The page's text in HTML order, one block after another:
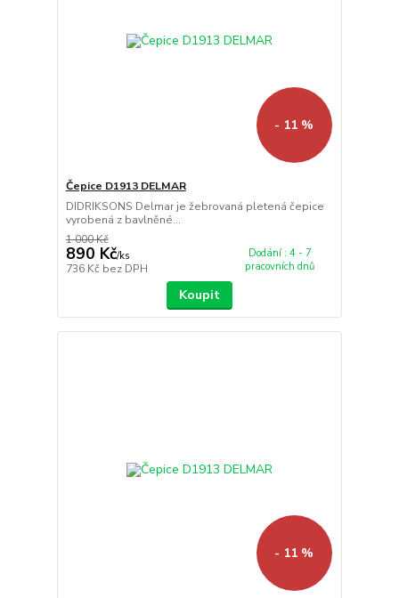
- 11 %
Čepice D1913 DELMAR
DIDRIKSONS Delmar je žebrovaná pletená čepice
vyrobená z bavlněné...
1 000 Kč
890 Kč/ks
736 Kč bez DPH
Dodání : 4 - 7
pracovních dnů
Koupit
- 11 %